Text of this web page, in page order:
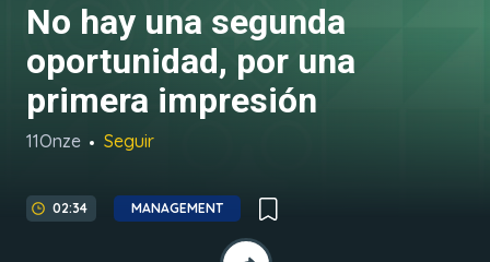
No hay una segunda
oportunidad, por una
primera impresión
11Onze Seguir
02:34 MANAGEMENT